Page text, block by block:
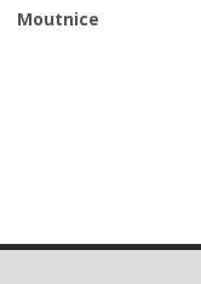
Moutnice